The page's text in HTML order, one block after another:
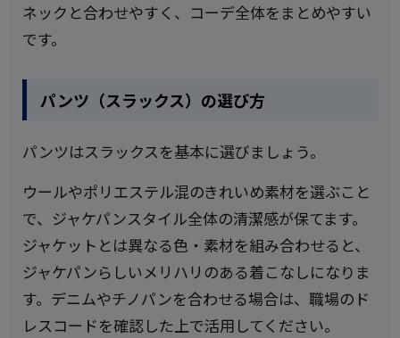
ネックと合わせやすく、コーデ全体をまとめやすい
です。
パンツ（スラックス）の選び方
パンツはスラックスを基本に選びましょう。
ウールやポリエステル混のきれいめ素材を選ぶこと
で、ジャケパンスタイル全体の清潔感が保てます。
ジャケットとは異なる色・素材を組み合わせると、
ジャケパンらしいメリハリのある着こなしになりま
す。デニムやチノパンを合わせる場合は、職場のド
レスコードを確認した上で活用してください。